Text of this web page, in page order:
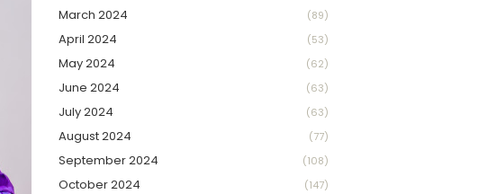
March 2024 (89)
April 2024 (53)
May 2024 (62)
June 2024 (63)
July 2024 (63)
August 2024 (77)
September 2024 (108)
October 2024 (147)